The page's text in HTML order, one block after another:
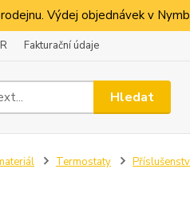
Výdej objednávek v
Fakturační údaje
Hledat
Termostaty